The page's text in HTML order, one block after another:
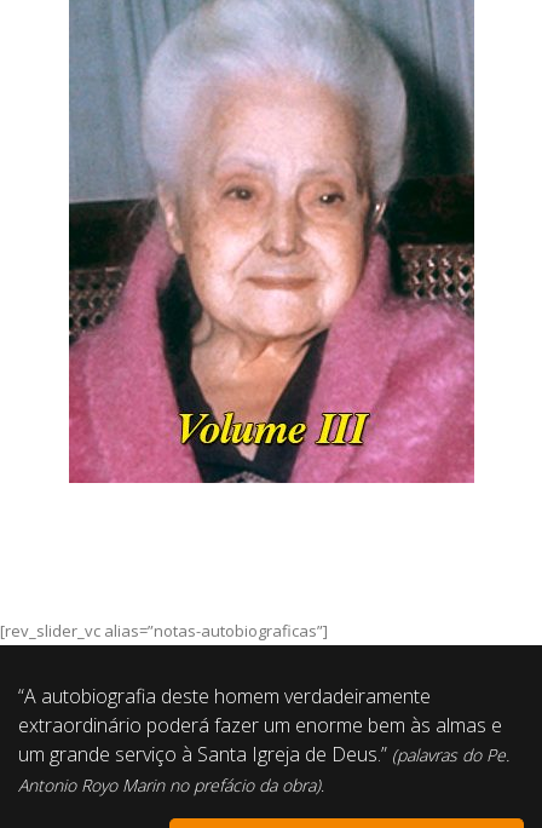
[rev_slider_vc alias=”notas-autobiograficas”]
“A autobiografia deste homem verdadeiramente
extraordinário poderá fazer um enorme bem às almas e
um grande serviço à Santa Igreja de Deus.” (palavras do Pe.
Antonio Royo Marin no prefácio da obra).